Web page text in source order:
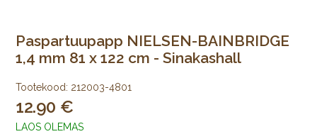
Paspartuupapp NIELSEN-BAINBRIDGE
1,4 mm 81 x 122 cm - Sinakashall
Tootekood: 212003-4801
12.90
LAOS OLEMAS